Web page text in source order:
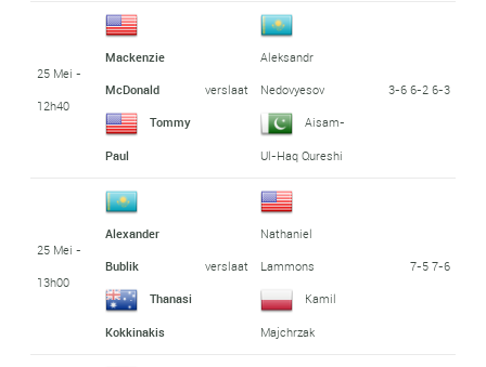
25 Mei -
12h40
Mackenzie
McDonald
Tommy
Paul
verslaat
Aleksandr
Nedovyesov
Aisam-
Ul-Haq Qureshi
3-6 6-2 6-3
25 Mei -
13h00
Alexander
Bublik
Thanasi
Kokkinakis
verslaat
Nathaniel
Lammons
Kamil
Majchrzak
7-5 7-6